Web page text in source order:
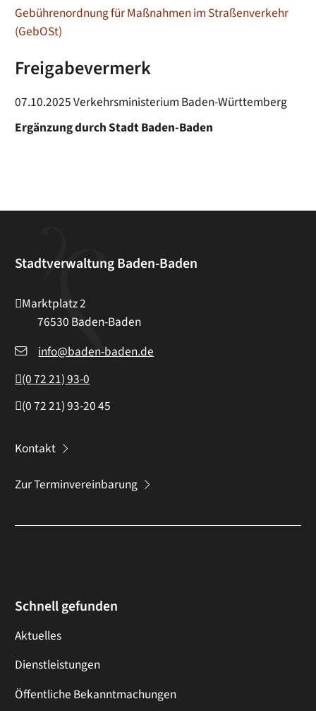
Gebührenordnung für Maßnahmen im Straßenverkehr
(GebOSt)
Freigabevermerk
07.10.2025 Verkehrsministerium Baden-Württemberg
Ergänzung durch Stadt Baden-Baden
Stadtverwaltung Baden-Baden
Marktplatz 2
76530 Baden-Baden
info@baden-baden.de
(07221) 93-0
(07221) 93-2045
Kontakt
Zur Terminvereinbarung
Schnell gefunden
Aktuelles
Dienstleistungen
Öffentliche Bekanntmachungen